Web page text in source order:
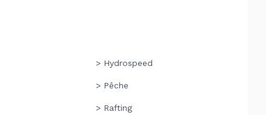
> Hydrospeed
> Pêche
> Rafting